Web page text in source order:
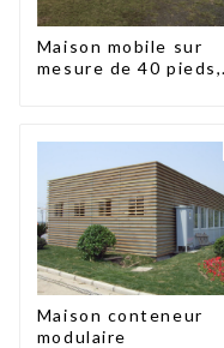
Maison mobile sur
mesure de 40 pieds,
Maison conteneur
modulaire